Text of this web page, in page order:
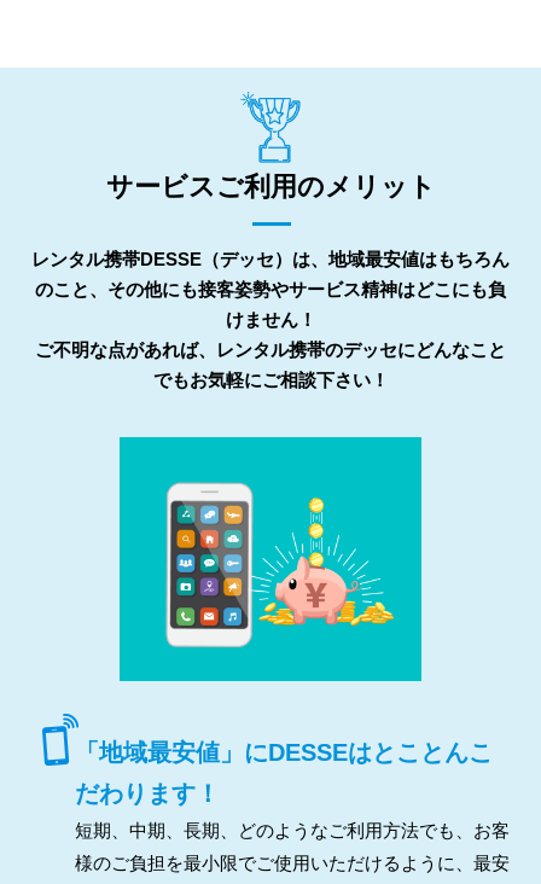
サービスご利用のメリット
レンタル携帯DESSE（デッセ）は、地域最安値はもちろん
のこと、その他にも接客姿勢やサービス精神はどこにも負
けません！
ご不明な点があれば、レンタル携帯のデッセにどんなこと
でもお気軽にご相談下さい！
「地域最安値」にDESSEはとことんこ
だわります！
短期、中期、長期、どのようなご利用方法でも、お客
様のご負担を最小限でご使用いただけるように、最安